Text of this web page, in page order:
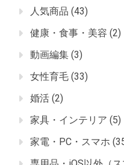
人気商品 (43)
健康・食事・美容 (2)
動画編集 (3)
女性育毛 (33)
婚活 (2)
家具・インテリア (5)
家電・PC・スマホ